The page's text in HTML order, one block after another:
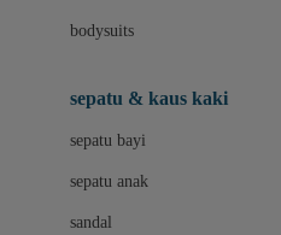
Bite Fighters
BNS SERIES
Blackmores
bodysuits
sepatu & kaus kaki
sepatu bayi
sepatu anak
sandal